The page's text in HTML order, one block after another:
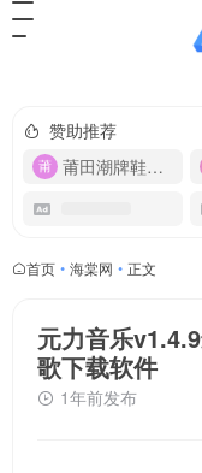
赞助推荐
莆田潮牌鞋服-货源
首页 • 海棠网 • 正文
元力音乐
歌下载软件
1年前发布